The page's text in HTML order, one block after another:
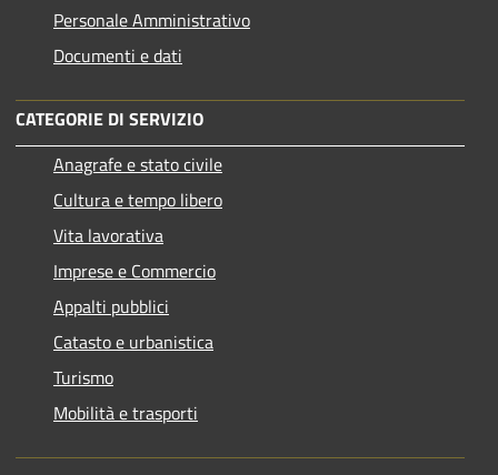
Personale Amministrativo
Documenti e dati
CATEGORIE DI SERVIZIO
Anagrafe e stato civile
Cultura e tempo libero
Vita lavorativa
Imprese e Commercio
Appalti pubblici
Catasto e urbanistica
Turismo
Mobilità e trasporti